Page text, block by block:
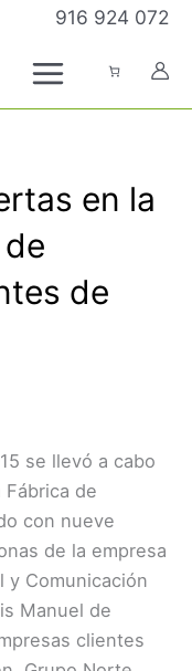
916 924 072
en la
de
se llevó a cabo
de
con nueve
de la empresa
y Comunicación
Manuel de
clientes